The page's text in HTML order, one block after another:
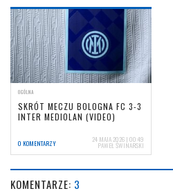
OGÓLNA
SKRÓT MECZU BOLOGNA FC 3-3
INTER MEDIOLAN (VIDEO)
0 KOMENTARZY 24 MAJA 2026 | 00:49
PAWEŁ ŚWINARSKI
KOMENTARZE: 3